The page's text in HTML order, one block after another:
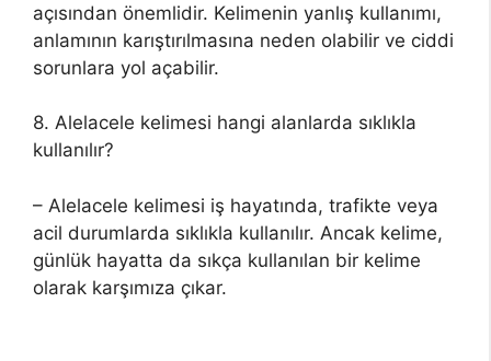
açısından önemlidir. Kelimenin yanlış kullanımı,
anlamının karıştırılmasına neden olabilir ve ciddi
sorunlara yol açabilir.
8. Alelacele kelimesi hangi alanlarda sıklıkla
kullanılır?
– Alelacele kelimesi iş hayatında, trafikte veya
acil durumlarda sıklıkla kullanılır. Ancak kelime,
günlük hayatta da sıkça kullanılan bir kelime
olarak karşımıza çıkar.